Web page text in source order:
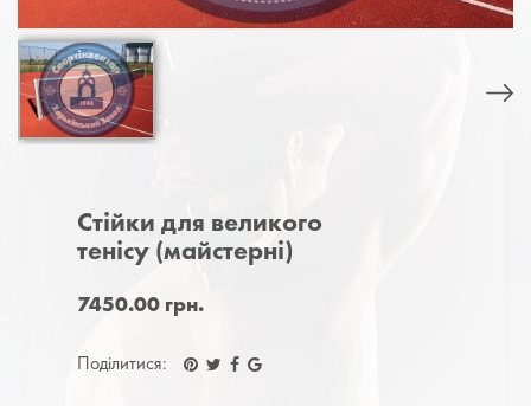
Стійки для великого
тенісу (майстерні)
7450.00 грн.
Поділитися: